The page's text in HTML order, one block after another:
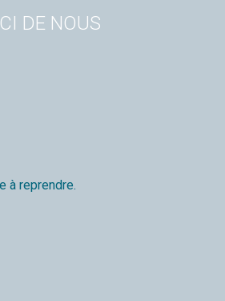
DE NOUS
à reprendre.